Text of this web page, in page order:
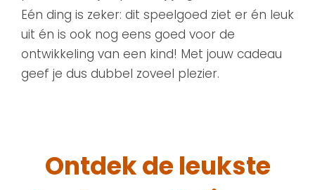
Eén ding is zeker: dit speelgoed ziet er én leuk
uit én is ook nog eens goed voor de
ontwikkeling van een kind! Met jouw cadeau
geef je dus dubbel zoveel plezier.
Ontdek de leukste